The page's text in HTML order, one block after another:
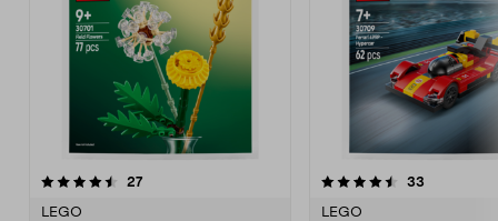
27anmeldelser
LEGO
4.5av 5 stjerner 33
LEGO
4.5av 5 stjerner